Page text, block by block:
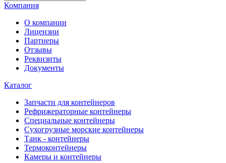
Компания
О компании
Лицензии
Партнеры
Отзывы
Реквизиты
Документы
Каталог
Запчасти для контейнеров
Рефрижераторные контейнеры
Специальные контейнеры
Сухогрузные морские контейнеры
Танк - контейнеры
Термоконтейнеры
Камеры и контейнеры